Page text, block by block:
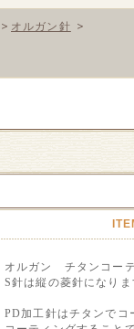
オルガン針
オルガン チタンコー
S針は縦の菱針になりま
PD加工針はチタンでコ